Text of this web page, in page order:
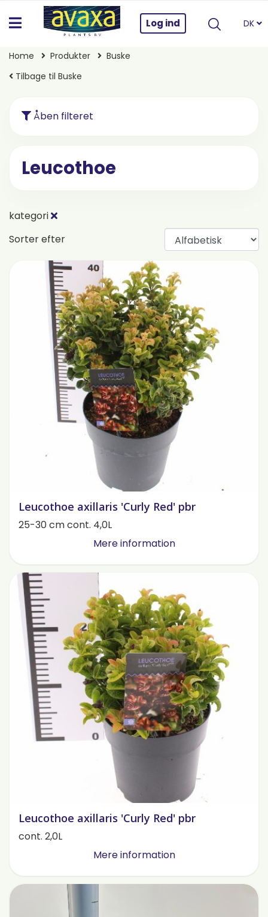
Log ind DK
Home Produkter
Buske
Tilbage til Buske
Åben filteret
Leucothoe
kategori
Sorter efter
Leucothoe axillaris 'Curly Red' pbr
25-30 cm cont. 4,0L
Mere information
Leucothoe axillaris 'Curly Red' pbr
cont. 2,0L
Mere information